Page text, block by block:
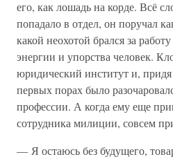
его, как лошадь на корде. Всё
попадало в отдел, он поручал
какой неохотой брался за
энергии и упорства человек.
юридический институт и,
первых порах было
профессии. А когда ему еще
сотрудника милиции, совсем
— Я остаюсь без будущего,